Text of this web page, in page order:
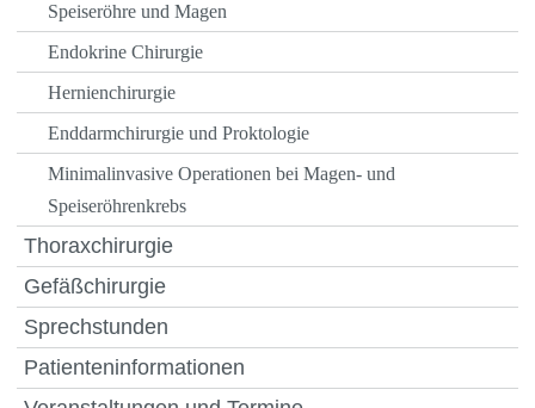
Speiseröhre und Magen
Endokrine Chirurgie
Hernienchirurgie
Enddarmchirurgie und Proktologie
Minimalinvasive Operationen bei Magen- und
Speiseröhrenkrebs
Thoraxchirurgie
Gefäßchirurgie
Sprechstunden
Patienteninformationen